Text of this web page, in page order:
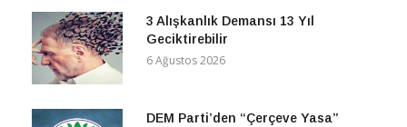
3 Alışkanlık Demansı 13 Yıl
Geciktirebilir
6 Ağustos 2026
DEM Parti’den “Çerçeve Yasa”